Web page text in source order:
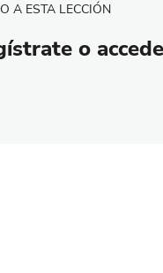
A ESTA LECCIÓN
o